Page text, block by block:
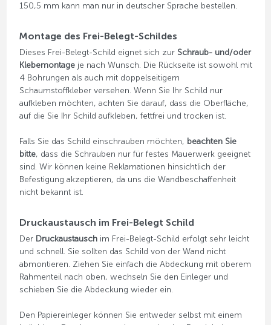
150,5 mm kann man nur in deutscher Sprache bestellen.
Montage des Frei-Belegt-Schildes
Dieses Frei-Belegt-Schild eignet sich zur Schraub- und/oder
Klebemontageje nach Wunsch. Die Rückseite ist sowohl mit
4 Bohrungen als auch mit doppelseitigem
Schaumstoffkleber versehen. Wenn Sie Ihr Schild nur
aufkleben möchten, achten Sie darauf, dass die Oberfläche,
auf die Sie Ihr Schild aufkleben, fettfrei und trocken ist.
Falls Sie das Schild einschrauben möchten, beachten Sie
bitte, dass die Schrauben nur für festes Mauerwerk geeignet
sind. Wir können keine Reklamationen hinsichtlich der
Befestigung akzeptieren, da uns die Wandbeschaffenheit
nicht bekannt ist.
Druckaustausch im Frei-Belegt Schild
Der Druckaustauschim Frei-Belegt-Schild erfolgt sehr leicht
und schnell. Sie sollten das Schild von der Wand nicht
abmontieren. Ziehen Sie einfach die Abdeckung mit oberem
Rahmenteil nach oben, wechseln Sie den Einleger und
schieben Sie die Abdeckung wieder ein.
Den Papiereinleger können Sie entweder selbst mit einem